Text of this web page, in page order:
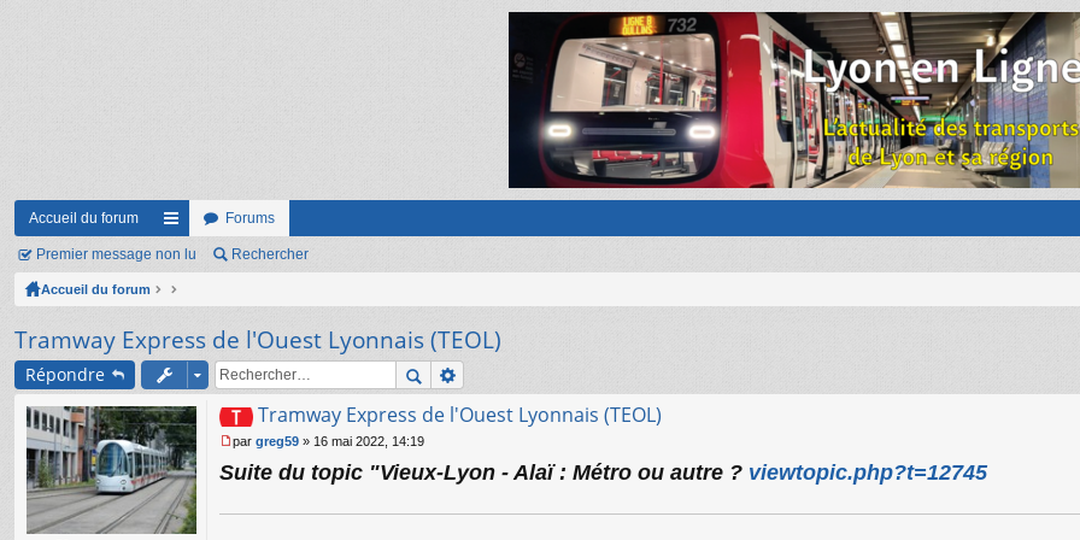
Accueil du forum
ac
co
ci
s
Forums
Premier message non lu Rechercher
Accueil du forum
Tramway Express de l'Ouest Lyonnais (TEOL)
Répondre
Tramway Express de l'Ouest Lyonnais (TEOL)
e
par greg59 » 16 mai 2022, 14:19
Suite du topic "Vieux-Lyon - Alaï : Métro ou autre ? viewtopic.php?t=12745